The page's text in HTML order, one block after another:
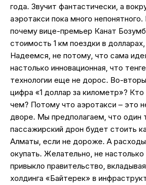
года. Звучит фантастически, а
аэротакси пока много
почему вице-премьер Канат
стоимость 1 км поездки в долларах,
Надеемся, не потому, что сама
настолько инновационная, что
технологии еще не дорос. Во-
цифра «1 доллар за километр»?
чем? Потому что аэротакси – это
дворе. Мы предполагаем, что один
пассажирский дрон будет стоить
Алматы, если не дороже. А
окупать. Желательно, не настолько
привыкло правительство,
холдинга «Байтерек» в